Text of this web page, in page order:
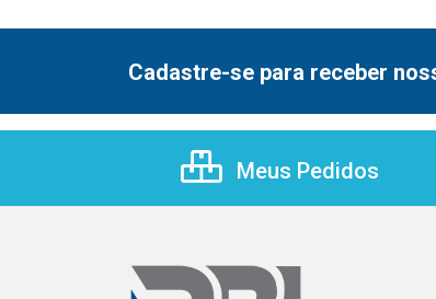
Cadastre-se para receber
Meus Pedidos